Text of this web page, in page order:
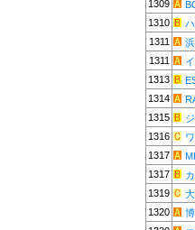
1309
1310
1311
1311
1313
1314
1315
1316
1317
1317
1319
1320